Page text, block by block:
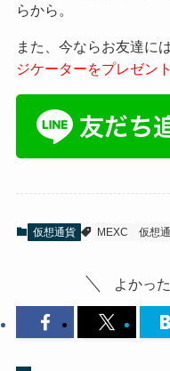
らから。
また、今ならお友達に
ジケーターをプレゼン
仮想通貨 MEXC 仮想
よかっ